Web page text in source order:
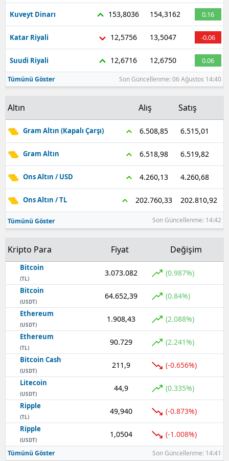
Kuveyt Dinarı 153,8036 154,3162 0.16
Katar Riyali 12,5756 13,5047 -0.06
Suudi Riyali 12,6716 12,6750 0.06
Tümünü Göster Son Güncellenme: 06 Ağustos 14:40
Altın Alış Satış
Gram Altın (Kapalı Çarşı) 6.508,85 6.515,01
Gram Altın 6.518,98 6.519,82
Ons Altın / USD 4.260,13 4.260,68
Ons Altın / TL 202.760,33 202.810,92
Tümünü Göster Son Güncellenme: 14:42
Kripto Para Fiyat Değişim
Bitcoin
(TL)
3.073.082 (0.987%)
Bitcoin
(USDT)
64.652,39 (0.84%)
Ethereum
(USDT)
1.908,43 (2.088%)
Ethereum
(TL)
90.729 (2.241%)
Bitcoin Cash
(USDT)
211,9 (-0.656%)
Litecoin
(USDT)
44,9 (0.335%)
Ripple
(TL)
49,940 (-0.873%)
Ripple
(USDT)
1,0504 (-1.008%)
Tümünü Göster Son Güncellenme: 14:41